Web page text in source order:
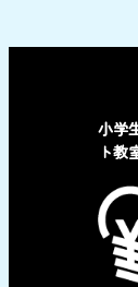
小学
ト教